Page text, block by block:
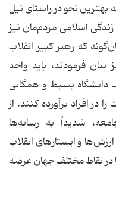
بهترین نحو در راستای نیل
اسلامی مردم‌مان نیز
که رهبر کبیر انقلاب
فرمودند، باید واجد
دانشگاه بسیط و همگانی
در افراد برآورده کنند. از
شدیداً به رسانه‌ها
ارزش‌ها و ایستارهای انقلاب
در نقاط مختلف جهان عرضه